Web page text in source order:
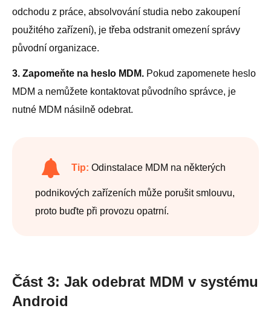
odchodu z práce, absolvování studia nebo zakoupení
použitého zařízení), je třeba odstranit omezení správy
původní organizace.
3. Zapomeňte na heslo MDM. Pokud zapomenete heslo
MDM a nemůžete kontaktovat původního správce, je
nutné MDM násilně odebrat.
Tip: Odinstalace MDM na některých
podnikových zařízeních může porušit smlouvu,
proto buďte při provozu opatrní.
Část 3: Jak odebrat MDM v systému
Android